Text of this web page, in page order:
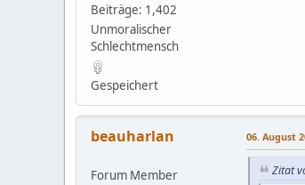
Beiträge: 1,402
Unmoralischer
Schlechtmensch
Gespeichert
beauharlan
Forum Member
06. August
Zitat